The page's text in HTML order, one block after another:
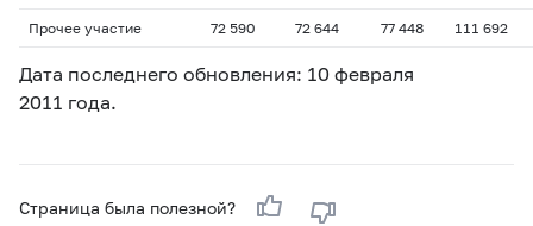
Прочее участие 72 590 72 644 77 448 111 692
Дата последнего обновления: 10 февраля
2011 года.
Страница была полезной?